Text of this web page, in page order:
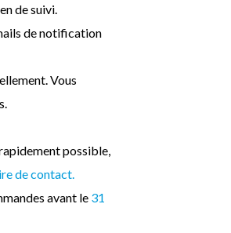
de suivi.
de notification
Vous
possible,
de contact.
avant le 31